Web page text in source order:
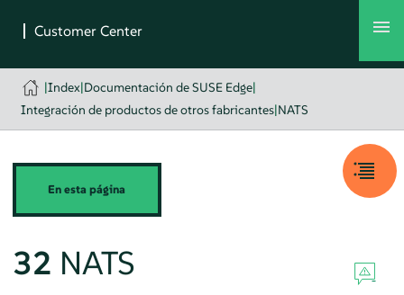
|Index|Documentación de SUSE Edge|
Integración de productos de otros fabricantes|NATS
En esta página
32 NATS